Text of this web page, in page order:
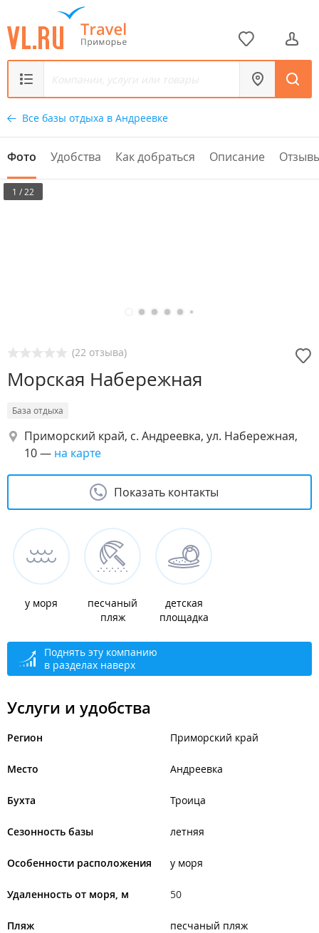
Все базы отдыха в Андреевке
Фото Удобства Как добраться Описание
1 / 22
(22 отзыва)
Морская Набережная
База отдыха
Приморский край, с. Андреевка, ул. Набережная,
10— на карте
Показать контакты
у моря
песчаный
пляж
детская
площадка
Поднять эту компанию
в разделах наверх
Услуги и удобства
Регион Приморский край
Место Андреевка
Бухта Троица
Сезонность базы летняя
Особенности расположения у моря
Удаленность от моря, м 50
Пляж песчаный пляж